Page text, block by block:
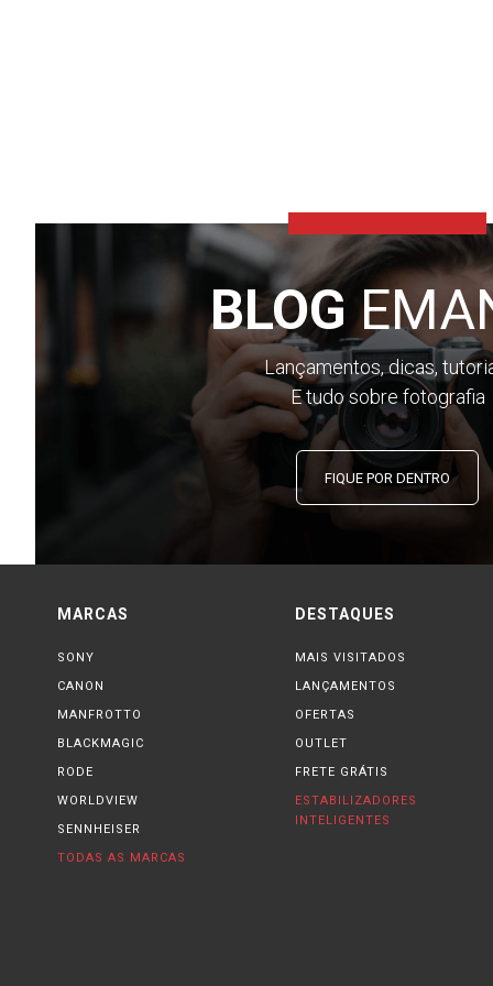
BLOG
Lançamentos, dicas,
E tudo sobre fotografia
FIQUE POR DENTRO
MARCAS
SONY
CANON
MANFROTTO
BLACKMAGIC
RODE
WORLDVIEW
SENNHEISER
TODAS AS MARCAS
DESTAQUES
MAIS VISITADOS
LANÇAMENTOS
OFERTAS
OUTLET
FRETE GRÁTIS
ESTABILIZADORES
INTELIGENTES